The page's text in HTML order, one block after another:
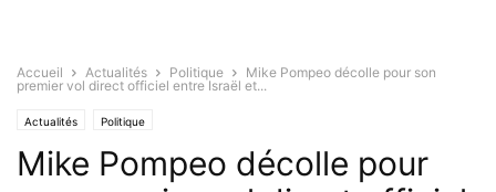
Accueil Actualités Politique
Mike Pompeo décolle pour son
premier vol direct officiel entre Israël et...
Actualités Politique
Mike Pompeo décolle pour